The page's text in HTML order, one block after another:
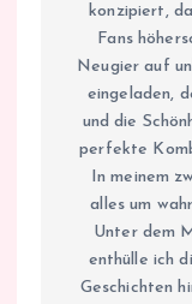
konzipiert,
Fans
Neugier auf
eingeladen,
und die
perfekte
In meinem
alles um
Unter dem
enthülle ich
Geschichten